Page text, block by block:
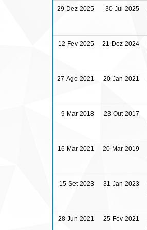
29-Dez-2025 30-Jul-2025
12-Fev-2025 21-Dez-2024
27-Ago-2021 20-Jan-2021
9-Mar-2018 23-Out-2017
16-Mar-2021 20-Mar-2019
15-Set-2023 31-Jan-2023
28-Jun-2021 25-Fev-2021